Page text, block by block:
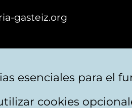
gasteiz.org
esenciales para el
cookies